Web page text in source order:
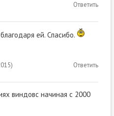
Ответить
ей. Спасибо.
) Ответить
виндовс начиная с 2000